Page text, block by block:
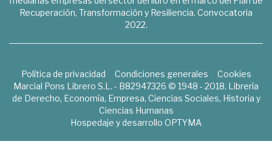
Recuperación, Transformación y Resiliencia. Convocatoria
2022.
Política de privacidad Condiciones generales
Cookies
Marcial Pons Librero S.L. - B82947326 © 1948 - 2018. Librería
de Derecho, Economía, Empresa, Ciencias Sociales, Historia y
Ciencias Humanas
Hospedaje y desarrollo OPTYMA